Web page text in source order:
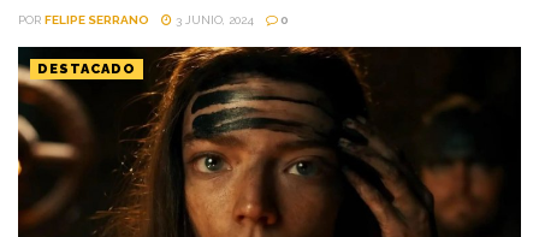
POR FELIPE SERRANO 3 JUNIO, 2024 0
DESTACADO